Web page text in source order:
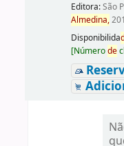
Editora:São
Almedina,
Disponibilida
[Númerode